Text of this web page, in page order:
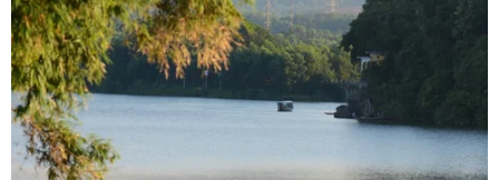
Thành phố Hồ Chí Minh phát triển
hệ thống y tế đa tầng, đồng bộ, thống
nhất
01/08/2026 09:14